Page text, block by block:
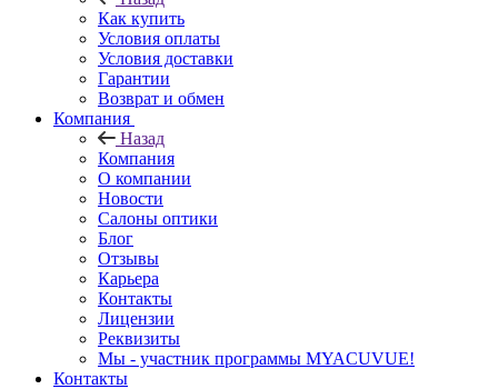
Как купить
Условия оплаты
Условия доставки
Гарантии
Возврат и обмен
Компания
Назад
Компания
О компании
Новости
Салоны оптики
Блог
Отзывы
Карьера
Контакты
Лицензии
Реквизиты
Мы - участник программы MYACUVUE!
Контакты